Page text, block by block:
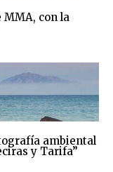
MMA, con la
ambiental
y Tarifa”